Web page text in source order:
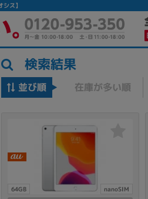
ス】
検索結果
並び順 在庫が多い順
64GB nanoSIM